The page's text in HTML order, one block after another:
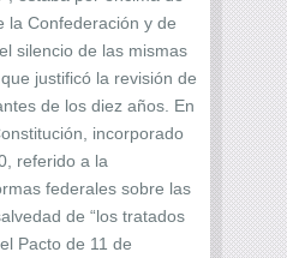
la Confederación y de
silencio de las mismas
justificó la revisión de
de los diez años. En
incorporado
referido a la
federales sobre las
de “los tratados
Pacto de 11 de